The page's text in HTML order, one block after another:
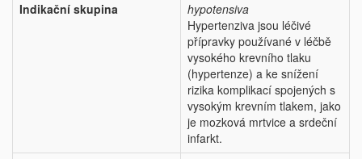
Indikační skupina
hypotensiva
Hypertenziva jsou léčivé
přípravky používané v léčbě
vysokého krevního tlaku
(hypertenze) a ke snížení
rizika komplikací spojených s
vysokým krevním tlakem, jako
je mozková mrtvice a srdeční
infarkt.